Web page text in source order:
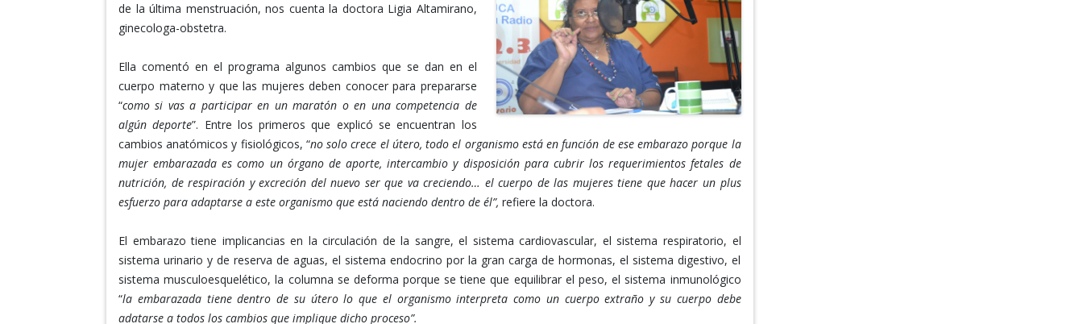
de la última menstruación, nos cuenta la doctora Ligia Altamirano,
ginecologa-obstetra.
Ella comentó en el programa algunos cambios que se dan en el
cuerpo materno y que las mujeres deben conocer para prepararse
“como si vas a participar en un maratón o en una competencia de
algún deporte”. Entre los primeros que explicó se encuentran los
cambios anatómicos y fisiológicos, “no solo crece el útero, todo el organismo está en función de ese embarazo porque la
mujer embarazada es como un órgano de aporte, intercambio y disposición para cubrir los requerimientos fetales de
nutrición, de respiración y excreción del nuevo ser que va creciendo… el cuerpo de las mujeres tiene que hacer un plus
esfuerzo para adaptarse a este organismo que está naciendo dentro de él”, refiere la doctora.
El embarazo tiene implicancias en la circulación de la sangre, el sistema cardiovascular, el sistema respiratorio, el
sistema urinario y de reserva de aguas, el sistema endocrino por la gran carga de hormonas, el sistema digestivo, el
sistema musculoesquelético, la columna se deforma porque se tiene que equilibrar el peso, el sistema inmunológico
“la embarazada tiene dentro de su útero lo que el organismo interpreta como un cuerpo extraño y su cuerpo debe
adatarse a todos los cambios que implique dicho proceso”.